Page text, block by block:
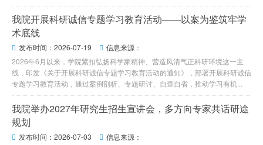
我院开展科研诚信专题学习教育活动——以案为鉴筑牢学
术底线
 发布时间：2026-07-19  信息来源：
2026年6月以来，学院紧扣弘扬科学家精神、营造风清气正科研环境这一主
线，印发《关于开展科研诚信专题学习教育活动的通知》，部署开展科研诚信
专题学习教育活动，通过案例剖析、专题研讨、自查自省，推动学习有机...
我院举办2027年研究生招生宣讲会，多方向专家共话研途
规划
 发布时间：2026-07-03  信息来源：